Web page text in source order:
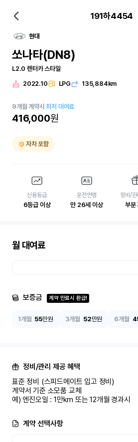
191하4454
현대
쏘나타(DN8)
L2.0 렌터카 스타일
2022.10 LPG 135,884km
9개월 계약시최저 대여료
416,000원
자차 포함
신용등급
6등급 이상
운전연령
만 26세 이상
정비/관
부분
월 대여료
보증금 계약 만료시 환급!
1개월 55만원 3개월 52만원 6개월
정비/관리 제공 혜택
표준 정비 (스피드메이트 입고 정비)
계약서 기준 소모품 교체
예) 엔진오일 : 1만km 또는 12개월 경과시
계약 선택사항